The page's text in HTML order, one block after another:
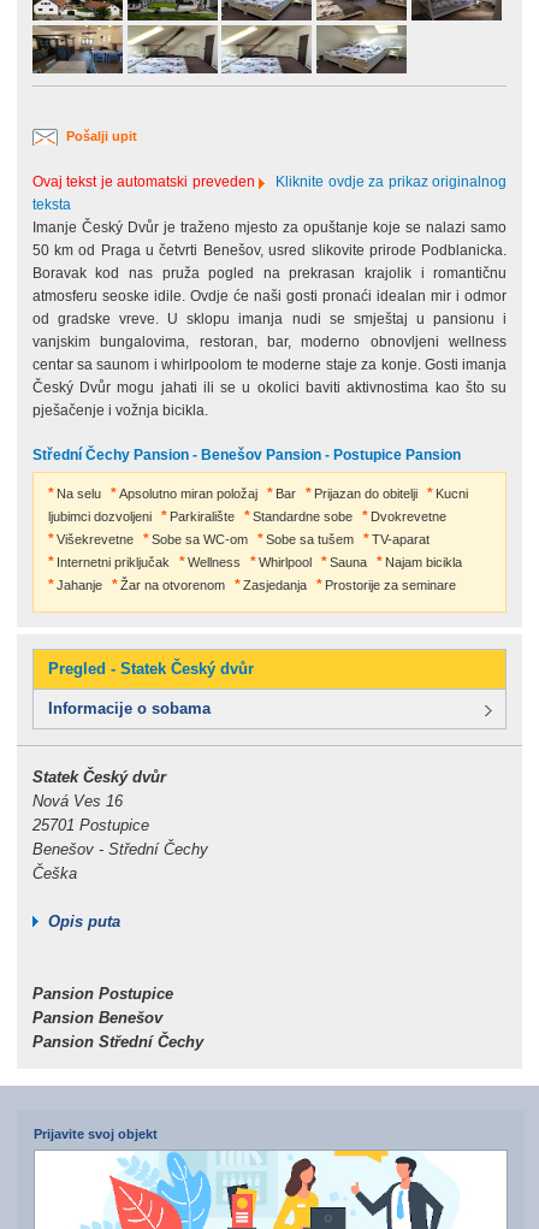
Pošalji upit
Ovaj tekst je automatski preveden
Kliknite ovdje za prikaz originalnog
teksta
Imanje Český Dvůr je traženo mjesto za opuštanje koje se nalazi samo
50 km od Praga u četvrti Benešov, usred slikovite prirode Podblanicka.
Boravak kod nas pruža pogled na prekrasan krajolik i romantičnu
atmosferu seoske idile. Ovdje će naši gosti pronaći idealan mir i odmor
od gradske vreve. U sklopu imanja nudi se smještaj u pansionu i
vanjskim bungalovima, restoran, bar, moderno obnovljeni wellness
centar sa saunom i whirlpoolom te moderne staje za konje. Gosti imanja
Český Dvůr mogu jahati ili se u okolici baviti aktivnostima kao što su
pješačenje i vožnja bicikla.
Střední Čechy Pansion - Benešov Pansion - Postupice Pansion
Na selu Apsolutno miran položaj Bar Prijazan do obitelji
Kucni
ljubimci dozvoljeni
Parkiralište Standardne sobe
Dvokrevetne
Višekrevetne
Sobe sa WC-om Sobe sa tušem
TV-aparat
Internetni priključak
Wellness Whirlpool Sauna
Najam bicikla
Jahanje
Žar na otvorenom Zasjedanja Prostorije za seminare
Pregled - Statek Český dvůr
Informacije o sobama
Statek Český dvůr
Nová Ves 16
25701 Postupice
Benešov - Střední Čechy
Češka
Opis puta
Pansion Postupice
Pansion Benešov
Pansion Střední Čechy
Prijavite svoj objekt